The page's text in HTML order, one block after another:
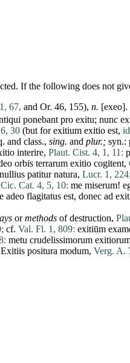
If the following does not
67, and Or. 46, 155), n. [exeo].
ponebant pro exitu; nunc
30 (but forexitium exitio est,
and class., sing. and plur.; syn.:
interire, Plaut. Cist. 4, 1, 11:
orbis terrarum exitio cogitent,
nullius patitur natura, Lucr. 1, 224;
Cic. Cat. 4, 5, 10: me miserum!
adeo flagitatus est, donec ad
ormethods of destruction,
cf. Val. Fl. 1, 809: exitiūm
metu crudelissimorum
Exitiis positura modum, Verg. A.